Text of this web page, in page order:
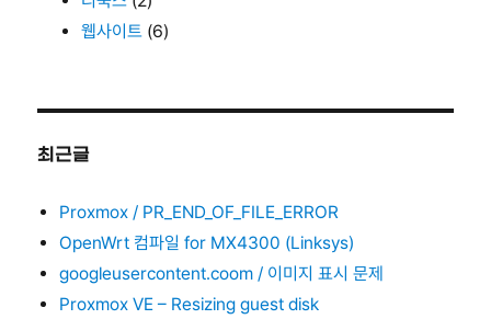
웹사이트 (6)
최근글
Proxmox / PR_END_OF_FILE_ERROR
OpenWrt 컴파일 for MX4300 (Linksys)
googleusercontent.coom / 이미지 표시 문제
Proxmox VE – Resizing guest disk